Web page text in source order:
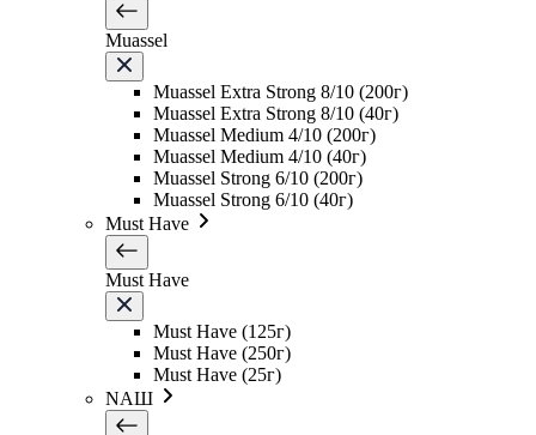
Muassel
Muassel Extra Strong 8/10 (200г)
Muassel Extra Strong 8/10 (40г)
Muassel Medium 4/10 (200г)
Muassel Medium 4/10 (40г)
Muassel Strong 6/10 (200г)
Muassel Strong 6/10 (40г)
Must Have
Must Have
Must Have (125г)
Must Have (250г)
Must Have (25г)
NAШ